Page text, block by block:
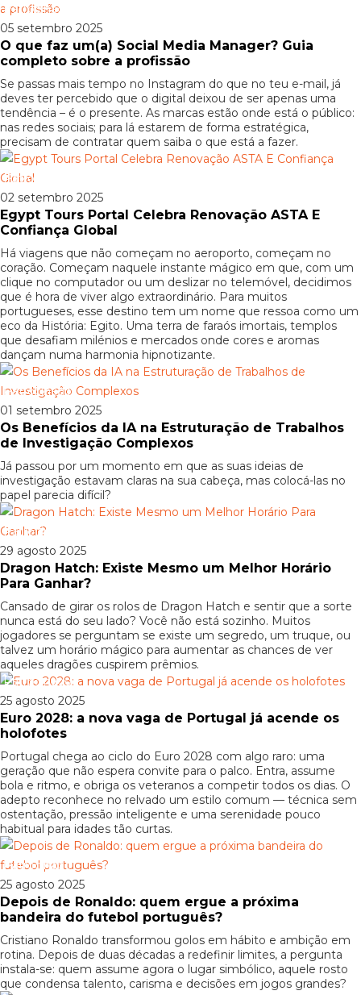
Patrocinado
05 setembro 2025
O que faz um(a) Social Media Manager? Guia
completo sobre a profissão
Se passas mais tempo no Instagram do que no teu e-mail, já
deves ter percebido que o digital deixou de ser apenas uma
tendência – é o presente. As marcas estão onde está o público:
nas redes sociais; para lá estarem de forma estratégica,
precisam de contratar quem saiba o que está a fazer.
Patrocinado
02 setembro 2025
Egypt Tours Portal Celebra Renovação ASTA E
Confiança Global
Há viagens que não começam no aeroporto, começam no
coração. Começam naquele instante mágico em que, com um
clique no computador ou um deslizar no telemóvel, decidimos
que é hora de viver algo extraordinário. Para muitos
portugueses, esse destino tem um nome que ressoa como um
eco da História: Egito. Uma terra de faraós imortais, templos
que desafiam milénios e mercados onde cores e aromas
dançam numa harmonia hipnotizante.
Patrocinado
01 setembro 2025
Os Benefícios da IA na Estruturação de Trabalhos
de Investigação Complexos
Já passou por um momento em que as suas ideias de
investigação estavam claras na sua cabeça, mas colocá-las no
papel parecia difícil?
Patrocinado
29 agosto 2025
Dragon Hatch: Existe Mesmo um Melhor Horário
Para Ganhar?
Cansado de girar os rolos de Dragon Hatch e sentir que a sorte
nunca está do seu lado? Você não está sozinho. Muitos
jogadores se perguntam se existe um segredo, um truque, ou
talvez um horário mágico para aumentar as chances de ver
aqueles dragões cuspirem prêmios.
Patrocinado
25 agosto 2025
Euro 2028: a nova vaga de Portugal já acende os
holofotes
Portugal chega ao ciclo do Euro 2028 com algo raro: uma
geração que não espera convite para o palco. Entra, assume
bola e ritmo, e obriga os veteranos a competir todos os dias. O
adepto reconhece no relvado um estilo comum — técnica sem
ostentação, pressão inteligente e uma serenidade pouco
habitual para idades tão curtas.
Patrocinado
25 agosto 2025
Depois de Ronaldo: quem ergue a próxima
bandeira do futebol português?
Cristiano Ronaldo transformou golos em hábito e ambição em
rotina. Depois de duas décadas a redefinir limites, a pergunta
instala-se: quem assume agora o lugar simbólico, aquele rosto
que condensa talento, carisma e decisões em jogos grandes?